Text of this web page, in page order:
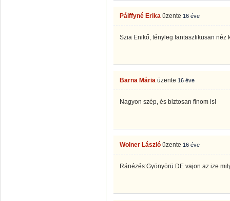
Pálffyné Erika üzente 16 éve
Szia Enikő, tényleg fantasztikusan néz
Barna Mária üzente 16 éve
Nagyon szép, és biztosan finom is!
Wolner László üzente 16 éve
Ránézés:Gyönyörü.DE vajon az ize